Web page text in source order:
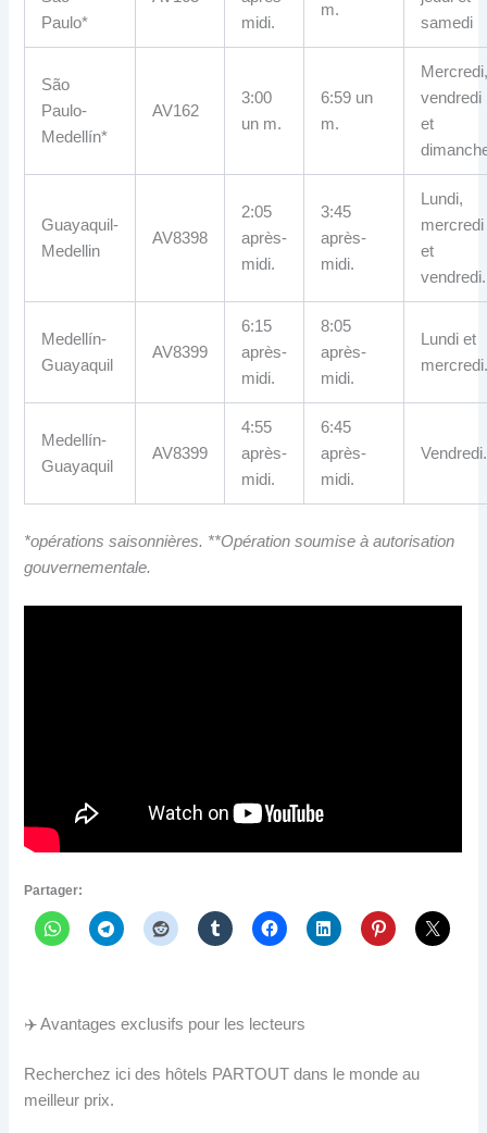
Paulo*
midi.
m.
samedi
São
Paulo-
Medellín*
AV162
3:00
un m.
6:59 un
m.
vendredi
et
Guayaquil-
Medellin
AV8398
2:05
après-
midi.
3:45
après-
midi.
Lundi,
mercredi
et
vendredi.
Medellín-
Guayaquil
AV8399
6:15
après-
midi.
8:05
après-
midi.
Lundi et
Medellín-
Guayaquil
AV8399
4:55
après-
midi.
6:45
après-
midi.
Vendredi.
*opérations saisonnières. **Opération soumise à autorisation
gouvernementale.
Partager:
✈️ Avantages exclusifs pour les lecteurs
Recherchez ici des hôtels PARTOUT dans le monde au
meilleur prix.